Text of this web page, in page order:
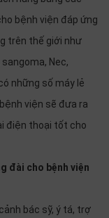
bệnh viện đáp ứng
trên thế giới như
Nec,
những số máy lẻ
viện sẽ đưa ra
điện thoại tốt cho
đài cho bệnh viện
bác sỹ, ý tá, trợ